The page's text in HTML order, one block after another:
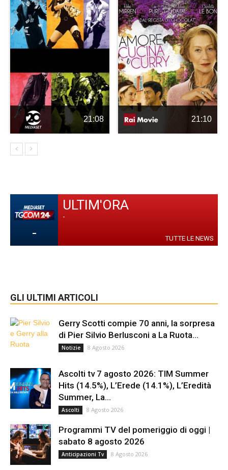
21:08 21:10
-
ULTIM'ORA
-
TUTTE LE NEWS
GLI ULTIMI ARTICOLI
Gerry Scotti compie 70 anni, la sorpresa
di Pier Silvio Berlusconi a La Ruota...
Notizie 8 Agosto 2026
Ascolti tv 7 agosto 2026: TIM Summer
Hits (14.5%), L’Erede (14.1%), L’Eredità
Summer, La...
Ascolti 8 Agosto 2026
Programmi TV del pomeriggio di oggi |
sabato 8 agosto 2026
Anticipazioni Tv 8 Agosto 2026